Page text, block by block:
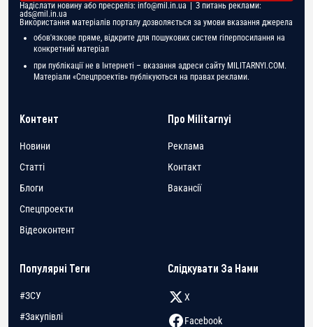
Надіслати новину або пресреліз: info@mil.in.ua | З питань реклами:
ads@mil.in.ua
Використання матеріалів порталу дозволяється за умови вказання джерела
обов'язкове пряме, відкрите для пошукових систем гіперпосилання на
конкретний матеріал
при публікації не в Інтернеті – вказання адреси сайту MILITARNYI.COM.
Матеріали «Спецпроектів» публікуються на правах реклами.
Контент
Новини
Статті
Блоги
Спецпроекти
Відеоконтент
Про Militarnyi
Реклама
Контакт
Вакансії
Популярні Теги
#ЗСУ
#Закупівлі
Слідкувати За Нами
X
Facebook